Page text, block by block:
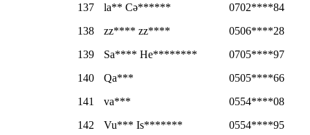
137
la** Cə******
0702****84
138
zz**** zz****
0506****28
139
Sa**** He********
0705****97
140
Qa***
0505****66
141
va***
0554****08
142
Vu*** Is*******
0554****95